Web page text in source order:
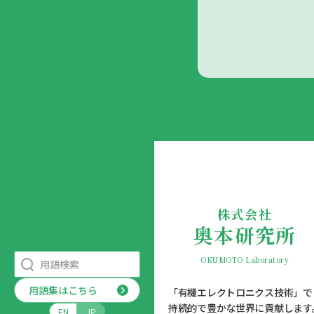
用語集はこちら
EN JP
株式会社
奥本研究所
OKUMOTO Laboratory
「有機エレクトロニクス技術」で
持続的で豊かな世界に貢献しま